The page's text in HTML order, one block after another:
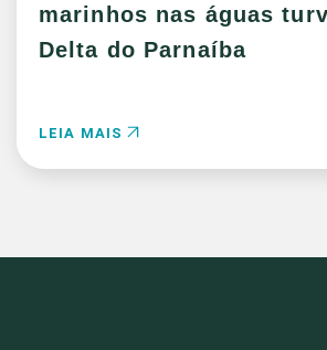
marinhos nas águas
Delta do Parnaíba
LEIA MAIS